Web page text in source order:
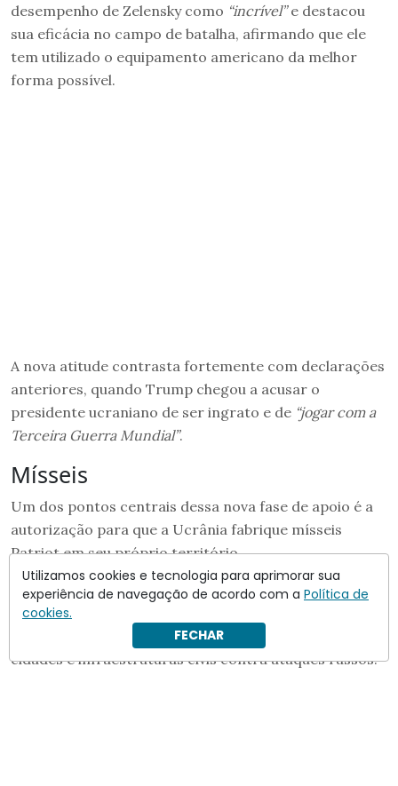
desempenho de Zelensky como “incrível”e destacou
sua eficácia no campo de batalha, afirmando que ele
tem utilizado o equipamento americano da melhor
forma possível.
A nova atitude contrasta fortemente com declarações
anteriores, quando Trump chegou a acusar o
presidente ucraniano de ser ingrato e de “jogar com a
Terceira Guerra Mundial”.
Mísseis
Um dos pontos centrais dessa nova fase de apoio é a
autorização para que a Ucrânia fabrique mísseis
Patriot em seu próprio território.
Trump anunciou que concederá uma licença para essa
produção, visando garantir que o país não dependa
exclusivamente de doações para defender suas
cidades e infraestruturas civis contra ataques russos.
Utilizamos cookies e tecnologia para aprimorar sua
experiência de navegação de acordo com a Política de
cookies.
FECHAR